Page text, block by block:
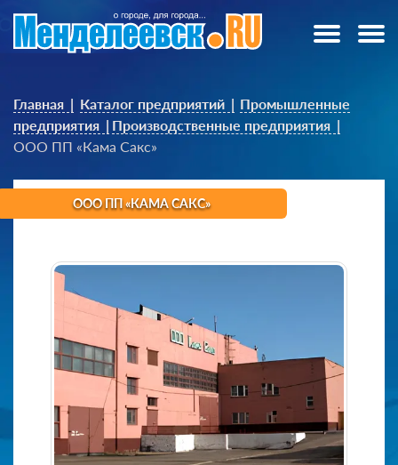
Главная Каталог предприятий
Промышленные
предприятия
Производственные предприятия
ООО ПП «Кама Сакс»
ООО ПП «КАМА САКС»